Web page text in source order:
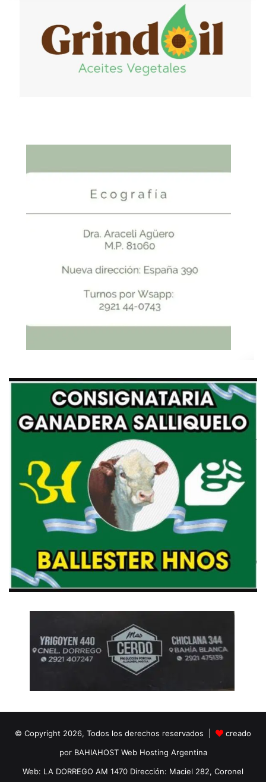
© Copyright 2026, Todos los derechos reservados |
creado
por BAHIAHOST Web Hosting Argentina
Web: LA DORREGO AM 1470 Dirección: Maciel 282, Coronel